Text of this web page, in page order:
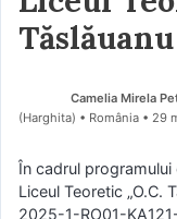
Camelia Mirela
(Harghita) • România
29
În cadrul
Liceul Teoretic „O.C.
2025-1-RO01-